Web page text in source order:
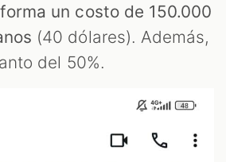
un costo de 150.000
(40 dólares). Además,
del 50%.